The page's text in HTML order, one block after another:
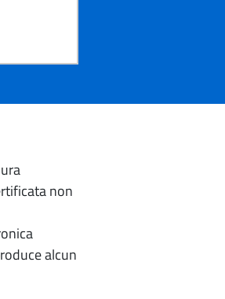
non
alcun